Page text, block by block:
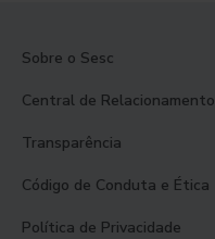
Sobre o Sesc
Central de Relacionamento
Transparência
Código de Conduta e Ética
Política de Privacidade